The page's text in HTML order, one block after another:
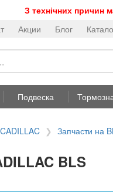
З технічних причин
Акции Блог
Подвеска
Запчасти на
BLS